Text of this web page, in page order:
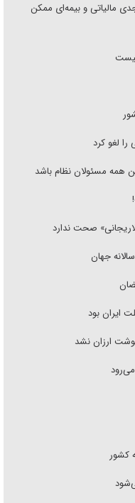
مالیاتی و بیمه‌ای ممکن
لغو کرد
همه مسئولان نظام باشد
صحت ندارد
جهان
ایران بود